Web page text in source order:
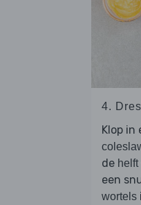
4.
Klop in
de
een
wortels